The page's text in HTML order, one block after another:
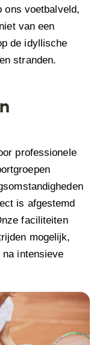
ons voetbalveld,
van een
de idyllische
stranden.
professionele
is afgestemd
faciliteiten
mogelijk,
intensieve